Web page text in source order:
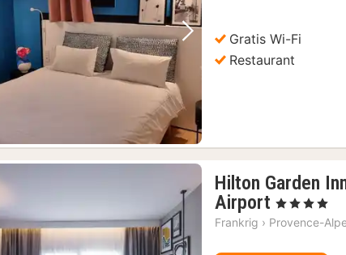
Forrige billede Næste billede
Gratis Wi-Fi
Restaurant
Hilton Garden
Airport 1
nat
, 4 Stjerner
Frankrig › Provence-